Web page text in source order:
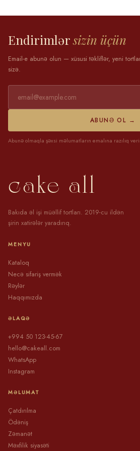
Endirimlərsizin üçün
Email-e abunə olun — xüsusi təkliflər, yeni
sizə.
ABUNƏ OL →
Abunə olmaqla şəxsi məlumatların emalına razılıq
cake all
Bakıda əl işi müəllif tortları. 2019-cu ildən
şirin xatirələr yaradırıq.
MENYU
Kataloq
Necə sifariş vermək
Rəylər
Haqqımızda
ƏLAQƏ
+994 50 123-45-67
hello@cakeall.com
WhatsApp
Instagram
MƏLUMAT
Çatdırılma
Ödəniş
Zəmanət
Məxfilik siyasəti